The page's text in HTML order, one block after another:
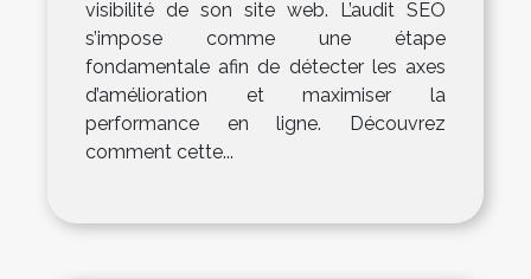
visibilité de son site web. L’audit SEO
s’impose comme une étape
fondamentale afin de détecter les axes
d’amélioration et maximiser la
performance en ligne. Découvrez
comment cette...